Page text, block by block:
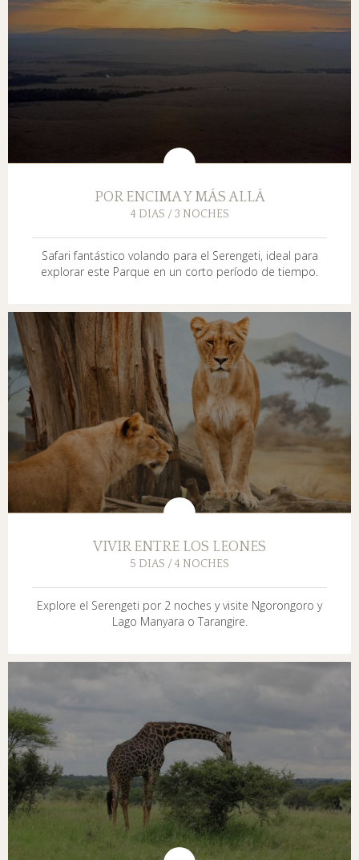
POR ENCIMA Y MÁS ALLÁ
4 DIAS / 3 NOCHES
Safari fantástico volando para el Serengeti, ideal para
explorar este Parque en un corto período de tiempo.
VIVIR ENTRE LOS LEONES
5 DIAS / 4 NOCHES
Explore el Serengeti por 2 noches y visite Ngorongoro y
Lago Manyara o Tarangire.